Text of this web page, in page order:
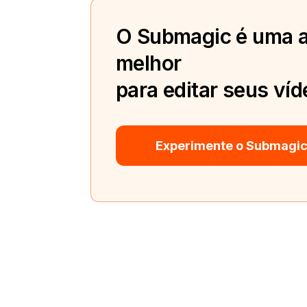
O Submagic é uma
melhor
para editar seus
Experimente o